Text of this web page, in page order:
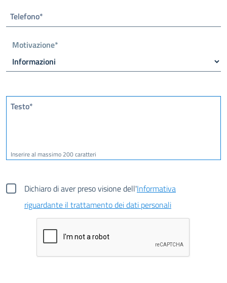
Telefono*
Motivazione*
Testo*
Inserire al massimo 200 caratteri
Dichiaro di aver preso visione dell'Informativa
riguardante il trattamento dei dati personali